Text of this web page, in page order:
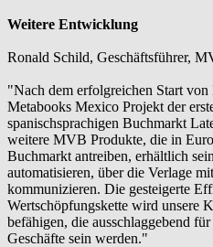
Weitere Entwicklung
Ronald Schild, Geschäftsführer,
"Nach dem erfolgreichen Start
Metabooks Mexico Projekt der
spanischsprachigen Buchmarkt
weitere MVB Produkte, die in
Buchmarkt antreiben, erhältlich
automatisieren, über die Verlage
kommunizieren. Die gesteigerte
Wertschöpfungskette wird unsere
befähigen, die ausschlaggebend
Geschäfte sein werden."